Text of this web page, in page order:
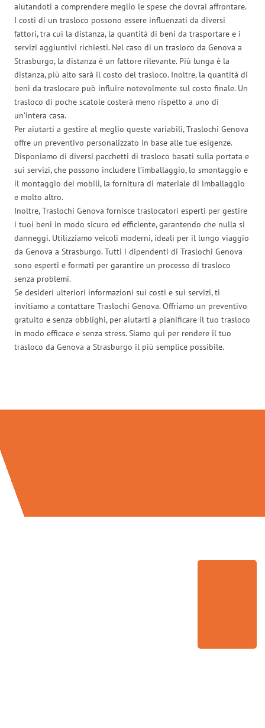
aiutandoti a comprendere meglio le spese che dovrai affrontare.
I costi di un trasloco possono essere influenzati da diversi
fattori, tra cui la distanza, la quantità di beni da trasportare e i
servizi aggiuntivi richiesti. Nel caso di un trasloco da Genova a
Strasburgo, la distanza è un fattore rilevante. Più lunga è la
distanza, più alto sarà il costo del trasloco. Inoltre, la quantità di
beni da traslocare può influire notevolmente sul costo finale. Un
trasloco di poche scatole costerà meno rispetto a uno di
un’intera casa.
Per aiutarti a gestire al meglio queste variabili, Traslochi Genova
offre un preventivo personalizzato in base alle tue esigenze.
Disponiamo di diversi pacchetti di trasloco basati sulla portata e
sui servizi, che possono includere l’imballaggio, lo smontaggio e
il montaggio dei mobili, la fornitura di materiale di imballaggio
e molto altro.
Inoltre, Traslochi Genova fornisce traslocatori esperti per gestire
i tuoi beni in modo sicuro ed efficiente, garantendo che nulla si
danneggi. Utilizziamo veicoli moderni, ideali per il lungo viaggio
da Genova a Strasburgo. Tutti i dipendenti di Traslochi Genova
sono esperti e formati per garantire un processo di trasloco
senza problemi.
Se desideri ulteriori informazioni sui costi e sui servizi, ti
invitiamo a contattare Traslochi Genova. Offriamo un preventivo
gratuito e senza obblighi, per aiutarti a pianificare il tuo trasloco
in modo efficace e senza stress. Siamo qui per rendere il tuo
trasloco da Genova a Strasburgo il più semplice possibile.